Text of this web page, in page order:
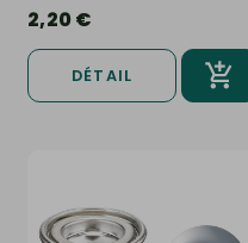
2,20 €
DÉTAIL